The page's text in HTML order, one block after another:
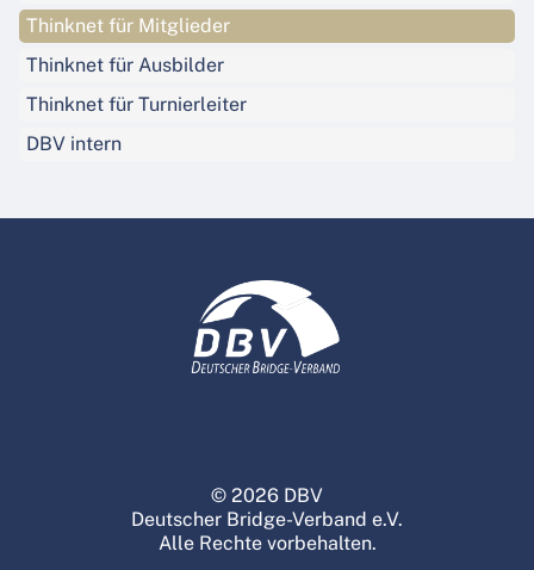
Thinknet für Mitglieder
Thinknet für Ausbilder
Thinknet für Turnierleiter
DBV intern
© 2026 DBV
Deutscher Bridge-Verband e.V.
Alle Rechte vorbehalten.